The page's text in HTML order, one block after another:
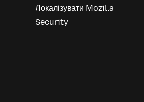
Локалізувати Mozilla
Security